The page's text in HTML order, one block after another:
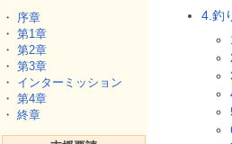
・ 序章
・ 第1章
・ 第2章
・ 第3章
・ インターミッション
・ 第4章
・ 終章
4.釣